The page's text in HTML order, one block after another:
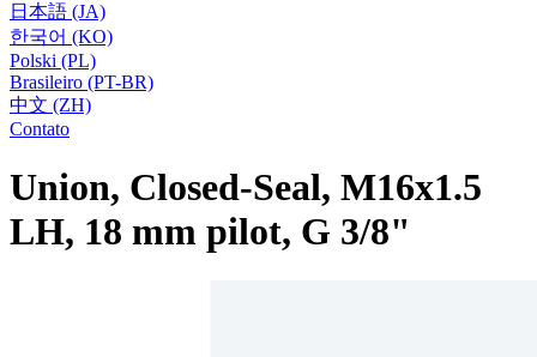
日本語 (JA)
한국어 (KO)
Polski (PL)
Brasileiro (PT-BR)
中文 (ZH)
Contato
Union, Closed-Seal, M16x1.5
LH, 18 mm pilot, G 3/8"